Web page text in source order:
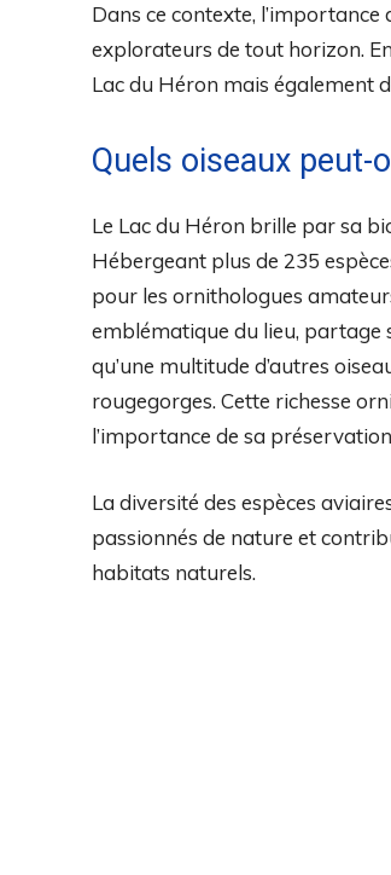
Dans ce contexte,
explorateurs de tout horizon.
Lac du Héron mais également
Quels oiseaux peut-
Le Lac du Héron brille par sa
Hébergeant plus de 235
pour les ornithologues
emblématique du lieu, partage
qu’une multitude d’autres
rougegorges. Cette richesse
l’importance de sa
La diversité des espèces
passionnés de nature et
habitats naturels.